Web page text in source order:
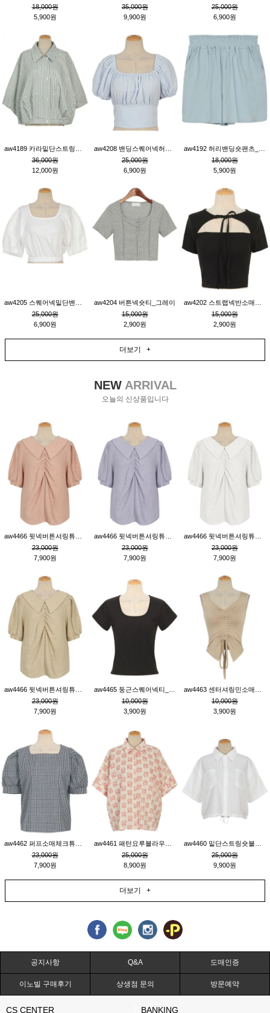
18,000원
5,900원
35,000원
9,900원
25,000원
6,900원
36,000원
12,000원
25,000원
6,900원
18,000원
5,900원
25,000원
6,900원
aw4204 버튼넥숏티_그레이
15,000원
2,900원
15,000원
2,900원
더보기 +
NEWARRIVAL
오늘의 신상품입니다
23,000원
7,900원
23,000원
7,900원
23,000원
7,900원
23,000원
7,900원
10,000원
3,900원
10,000원
3,900원
23,000원
7,900원
25,000원
8,900원
25,000원
9,900원
더보기 +
공지사항 Q&A 도매인증
이노빌 구매후기 상생점 문의 방문예약
CS CENTER BANKING